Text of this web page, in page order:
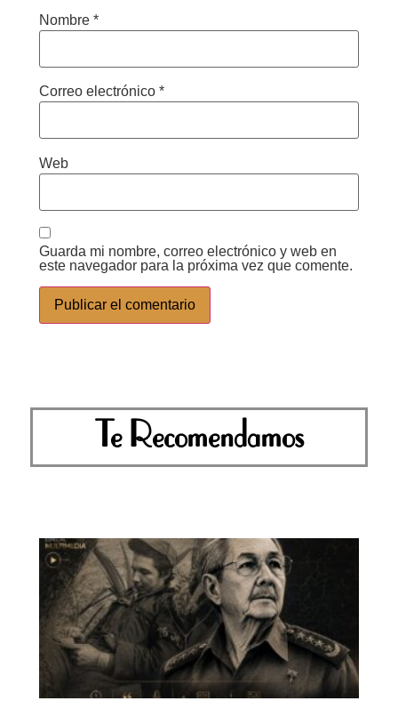
Nombre *
Correo electrónico *
Web
Guarda mi nombre, correo electrónico y web en
este navegador para la próxima vez que comente.
Te Recomendamos